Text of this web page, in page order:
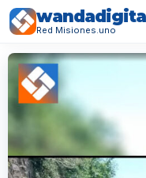
Red Misiones.uno